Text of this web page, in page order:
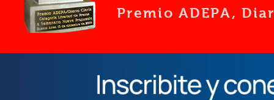
Premio ADEPA,